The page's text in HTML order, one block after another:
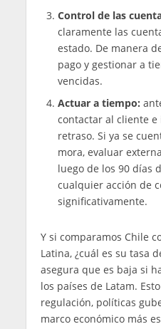
Control de las
claramente las
estado. De manera
pago y gestionar a
vencidas.
Actuar a tiempo:
contactar al cliente
retraso. Si ya se
mora, evaluar
luego de los 90 días
cualquier acción de
significativamente.
Y si comparamos Chile
Latina, ¿cuál es su tasa
asegura que es baja si
los países de Latam.
regulación, políticas
marco económico más